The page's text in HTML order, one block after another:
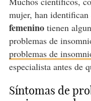
mujer, han identifican
femeninotienen
problemas de
problemas de
especialista antes de
Síntomas de